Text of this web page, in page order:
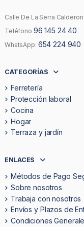
Calle De La Serra
Teléfono 96 145 24 40
WhatsApp: 654 224 940
CATEGORÍAS
Ferretería
Protección laboral
Cocina
Hogar
Terraza y jardín
ENLACES
Métodos de Pago
Sobre nosotros
Trabaja con nosotros
Envíos y Plazos de
Condiciones